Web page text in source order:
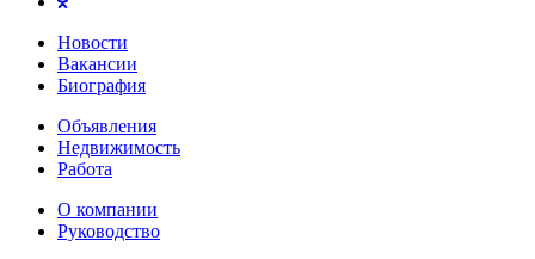
Новости
Вакансии
Биография
Объявления
Недвижимость
Работа
О компании
Руководство